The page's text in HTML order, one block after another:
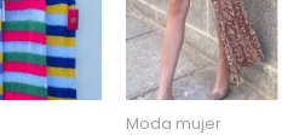
Moda mujer